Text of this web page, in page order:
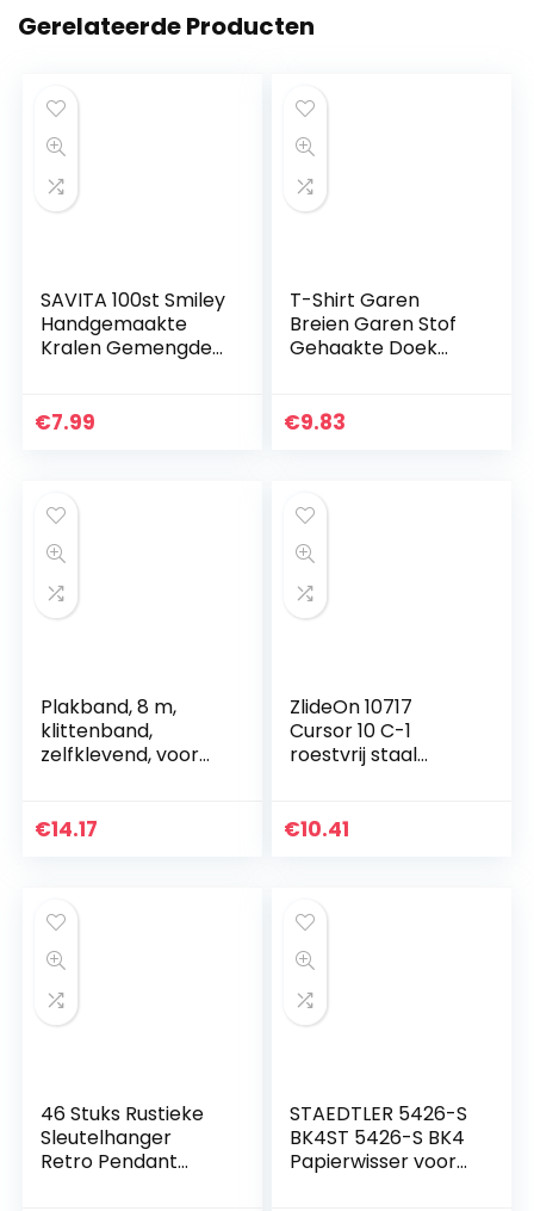
Gerelateerde Producten
SAVITA 100st Smiley
Handgemaakte
Kralen Gemengde
Kralen Polymeer
€7.99
T-Shirt Garen
Breien Garen Stof
Gehaakte Doek
Kussen Haken
€9.83
Plakband, 8 m,
klittenband,
zelfklevend, voor
fotolijsten 20 mm
€14.17
ZlideOn 10717
Cursor 10 C-1
roestvrij staal
€10.41
46 Stuks Rustieke
Sleutelhanger
Retro Pendant
STAEDTLER 5426-S
BK4ST 5426-S BK4
Papierwisser voor